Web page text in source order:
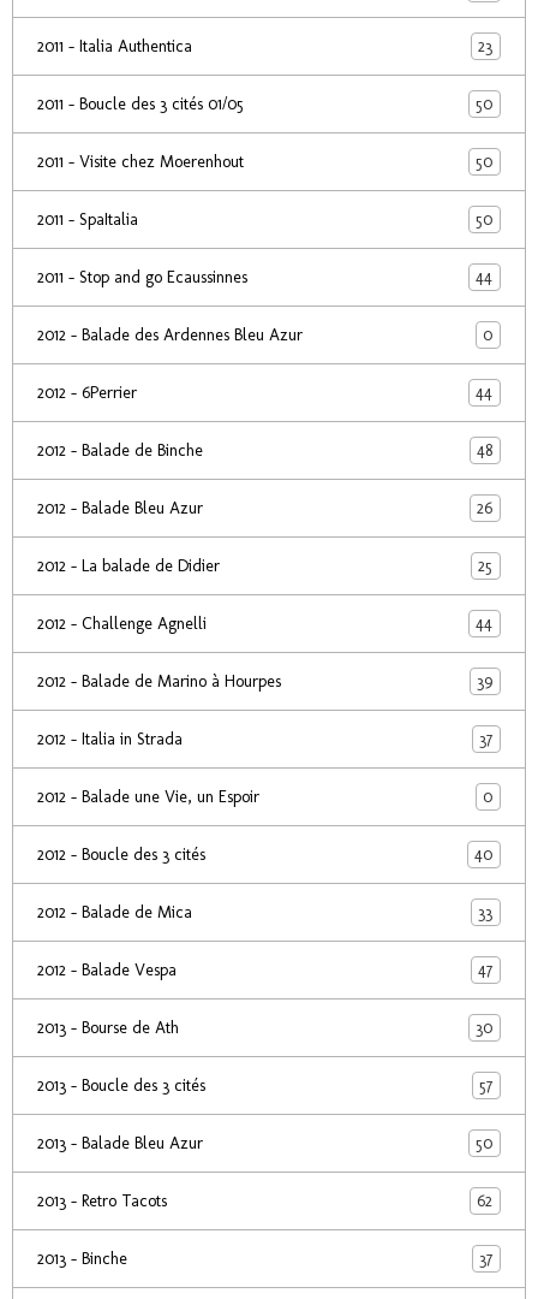
2011 - Italia Authentica 23
2011 - Boucle des 3 cités 01/05 50
2011 - Visite chez Moerenhout 50
2011 - SpaItalia 50
2011 - Stop and go Ecaussinnes 44
2012 - Balade des Ardennes Bleu Azur 0
2012 - 6Perrier 44
2012 - Balade de Binche 48
2012 - Balade Bleu Azur 26
2012 - La balade de Didier 25
2012 - Challenge Agnelli 44
2012 - Balade de Marino à Hourpes 39
2012 - Italia in Strada 37
2012 - Balade une Vie, un Espoir 0
2012 - Boucle des 3 cités 40
2012 - Balade de Mica 33
2012 - Balade Vespa 47
2013 - Bourse de Ath 30
2013 - Boucle des 3 cités 57
2013 - Balade Bleu Azur 50
2013 - Retro Tacots 62
2013 - Binche 37